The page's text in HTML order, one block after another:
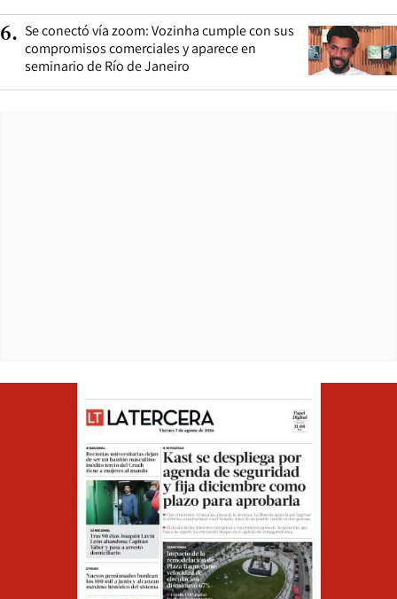
6. Se conectó vía zoom: Vozinha cumple con sus
compromisos comerciales y aparece en
seminario de Río de Janeiro